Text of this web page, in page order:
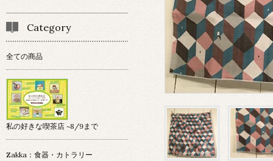
Category
全ての商品
私の好きな喫茶店 ~8/9まで
Zakka：食器・カトラリー